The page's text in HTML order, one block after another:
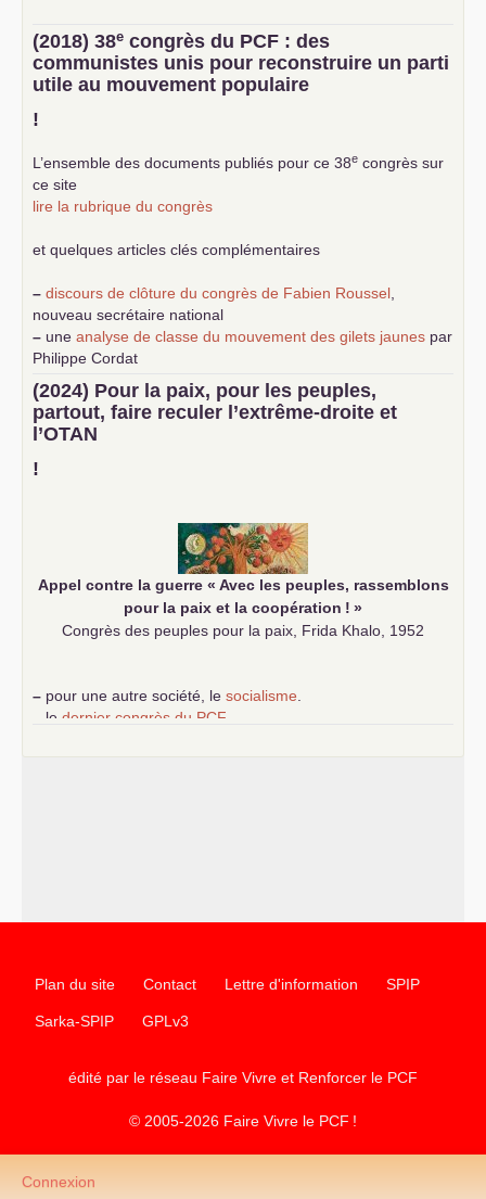
(2018) 38e congrès du PCF : des
communistes unis pour reconstruire un parti
utile au mouvement populaire
!
L’ensemble des documents publiés pour ce 38e congrès sur
ce site
lire la rubrique du congrès
et quelques articles clés complémentaires
– discours de clôture du congrès de Fabien Roussel,
nouveau secrétaire national
– une analyse de classe du mouvement des gilets jaunes par
Philippe Cordat
–un texte de Jean-Claude Delaunay
le marxisme est la
science sociale de notre temps
–un appel proposé aux partis communistes et ouvrier
d’Europe
–
(2024) Pour la paix, pour les peuples,
partout, faire reculer l’extrême-droite et
l’OTAN
!
Appel contre la guerre « Avec les peuples, rassemblons
pour la paix et la coopération ! »
Congrès des peuples pour la paix, Frida Khalo, 1952
– pour une autre société, le socialisme.
le dernier congrès du PCF
Plan du site Contact Lettre d'information SPIP
Sarka-SPIP GPLv3
édité par le réseau Faire Vivre et Renforcer le PCF
© 2005-2026 Faire Vivre le PCF !
Connexion